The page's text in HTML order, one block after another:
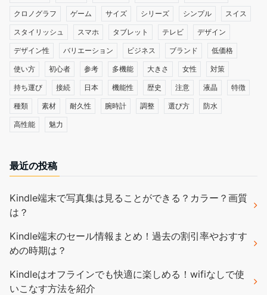
クロノグラフ ゲーム サイズ シリーズ シンプル スイス
スタイリッシュ スマホ タブレット テレビ デザイン
デザイン性 バリエーション ビジネス ブランド 低価格
使い方 初心者 参考 多機能 大きさ 女性 対策
持ち運び 接続 日本 機能性 歴史 注意 液晶 特徴
種類 素材 耐久性 腕時計 調整 選び方 防水
高性能 魅力
最近の投稿
Kindle端末で写真集は見ることができる？カラー？画質
は？
Kindle端末のセール情報まとめ！過去の割引率やおすす
めの時期は？
Kindleはオフラインでも快適に楽しめる！wifiなしで使
いこなす方法を紹介